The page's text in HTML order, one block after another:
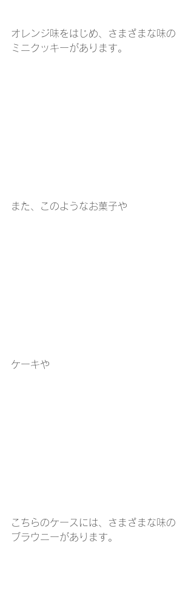
オレンジ味をはじめ、さまざまな味の
ミニクッキーがあります。
また、このようなお菓子や
ケーキや
こちらのケースには、さまざまな味の
ブラウニーがあります。